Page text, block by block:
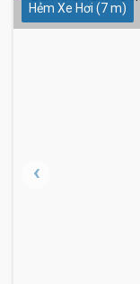
Hẻm Xe Hơi (7 m)